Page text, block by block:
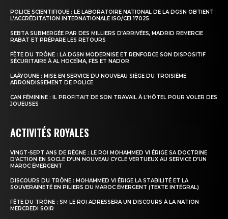
POLICE SCIENTIFIQUE : LE LABORATOIRE NATIONAL DE LA DGSN OBTIENT
L’ACCRÉDITATION INTERNATIONALE ISO/CEI 17025
SEBTA SUBMERGÉE PAR DES MILLIERS D’ARRIVÉES, MADRID REMERCIE
RABAT ET PRÉPARE LES RETOURS
FÊTE DU TRÔNE : LA DGSN MODERNISE ET RENFORCE SON DISPOSITIF
SÉCURITAIRE À AL HOCEÏMA, FÈS ET NADOR
LAÂYOUNE : MISE EN SERVICE DU NOUVEAU SIÈGE DU TROISIÈME
ARRONDISSEMENT DE POLICE
CAN FÉMININE : IL PROFITAIT DE SON TRAVAIL À L’HÔTEL POUR VOLER DES
JOUEUSES
ACTIVITÉS ROYALES
VINGT-SEPT ANS DE RÈGNE : LE ROI MOHAMMED VI ÉRIGE SA DOCTRINE
D’ACTION EN SOCLE D’UN NOUVEAU CYCLE VERTUEUX AU SERVICE D’UN
MAROC ÉMERGENT
DISCOURS DU TRÔNE : MOHAMMED VI ÉRIGE LA STABILITÉ ET LA
SOUVERAINETÉ EN PILIERS DU MAROC ÉMERGENT (TEXTE INTÉGRAL)
FÊTE DU TRÔNE : SM LE ROI ADRESSERA UN DISCOURS À LA NATION
MERCREDI SOIR